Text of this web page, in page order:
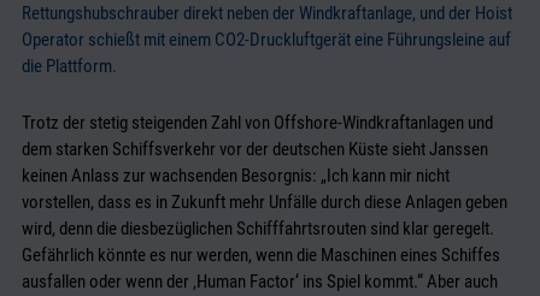
Rettungshubschrauber direkt neben der Windkraftanlage, und der Hoist
Operator schießt mit einem CO2-Druckluftgerät eine Führungsleine auf
die Plattform.
Trotz der stetig steigenden Zahl von Offshore-Windkraftanlagen und
dem starken Schiffsverkehr vor der deutschen Küste sieht Janssen
keinen Anlass zur wachsenden Besorgnis: „Ich kann mir nicht
vorstellen, dass es in Zukunft mehr Unfälle durch diese Anlagen geben
wird, denn die diesbezüglichen Schifffahrtsrouten sind klar geregelt.
Gefährlich könnte es nur werden, wenn die Maschinen eines Schiffes
ausfallen oder wenn der ‚Human Factor‘ ins Spiel kommt.“ Aber auch